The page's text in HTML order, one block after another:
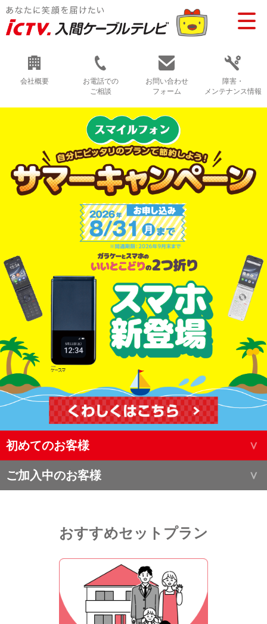
会社概要
お電話での
ご相談
お問い合わせ
フォーム
障害・
メンテナンス情報
初めてのお客様
ご加入中のお客様
おすすめセットプラン